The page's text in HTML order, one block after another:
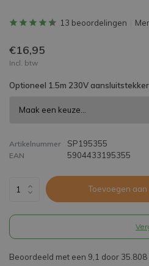
13 beoordelingen
€16,95
Incl. btw
Optioneel 1.5m 230V
Artikelnummer SP195355
EAN 5904433195355
Toevoegen
Beoordeeld met een 9,1 door